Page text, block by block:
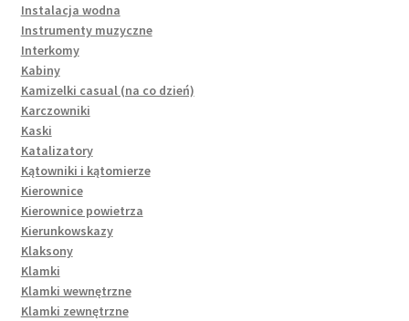
Instalacja wodna
Instrumenty muzyczne
Interkomy
Kabiny
Kamizelki casual (na co dzień)
Karczowniki
Kaski
Katalizatory
Kątowniki i kątomierze
Kierownice
Kierownice powietrza
Kierunkowskazy
Klaksony
Klamki
Klamki wewnętrzne
Klamki zewnętrzne